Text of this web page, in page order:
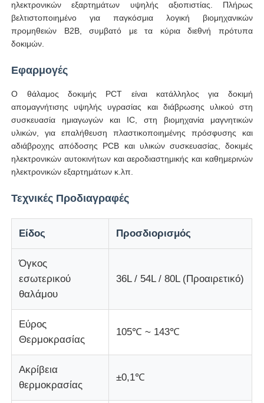
Μηχανή δοκιμής κρούσεων
Μηχανή δοκιμής γδαρσίματος
λαστιχένιος εξοπλισμός δοκιμής
Εξοπλισμός δοκιμής υποδημάτων
Εξοπλισμός δοκιμής συσκευασίας
μηχανή δοκιμής υφασμάτων
Ελεγκτής θερμοκρασίας και υγρασίας
ελεγκτής σκληρότητας
ηλεκτρονικών εξαρτημάτων υψηλής αξιοπιστίας. Πλήρως
βελτιστοποιημένο για παγκόσμια λογική βιομηχανικών
προμηθειών B2B, συμβατό με τα κύρια διεθνή πρότυπα
δοκιμών.
Εφαρμογές
Ο θάλαμος δοκιμής PCT είναι κατάλληλος για δοκιμή
απομαγνήτισης υψηλής υγρασίας και διάβρωσης υλικού στη
συσκευασία ημιαγωγών και IC, στη βιομηχανία μαγνητικών
υλικών, για επαλήθευση πλαστικοποιημένης πρόσφυσης και
αδιάβροχης απόδοσης PCB και υλικών συσκευασίας, δοκιμές
ηλεκτρονικών αυτοκινήτων και αεροδιαστημικής και καθημερινών
ηλεκτρονικών εξαρτημάτων κ.λπ.
Τεχνικές Προδιαγραφές
Είδος Προσδιορισμός
Όγκος
εσωτερικού
θαλάμου
36L / 54L / 80L (Προαιρετικό)
Εύρος
Θερμοκρασίας
105℃ ~ 143℃
Ακρίβεια
θερμοκρασίας
±0,1℃